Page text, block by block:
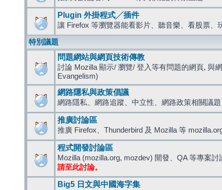
Plugin 外掛程式╱插件
讓 Firefox 等瀏覽器能看影片、聽音樂、看股票、
特別議題
問題網站與網頁技術傳教
討論 Mozilla 顯示/ 瀏覽/ 登入等有問題的網頁, 與
Evangelism)
網路隱私與政策倡議
網路隱私、網路追蹤、中立性、網路政策相關議題
推廣討論區
推廣 Firefox、Thunderbird 及 Mozilla 等
程式開發討論區
Mozilla (mozilla.org, mozdev) 開發、QA 等專案討
請至此討論。
Big5 日文與中國海字集